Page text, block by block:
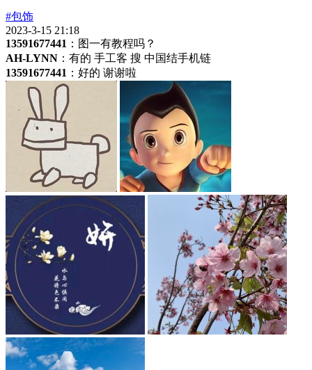
#包饰
2023-3-15 21:18
13591677441 ：图一有教程吗？
AH-LYNN ：有的 手工客 搜 中国结手机链
13591677441 ：好的 谢谢啦